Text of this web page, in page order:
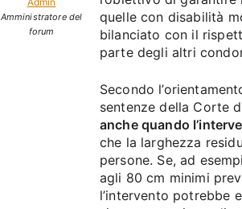
Amministratore del
forum
quelle con disabilità
bilanciato con il
parte degli altri
Secondo
sentenze della Corte
anche quando
che la larghezza
persone. Se, ad
agli 80 cm minimi
l’intervento potrebbe